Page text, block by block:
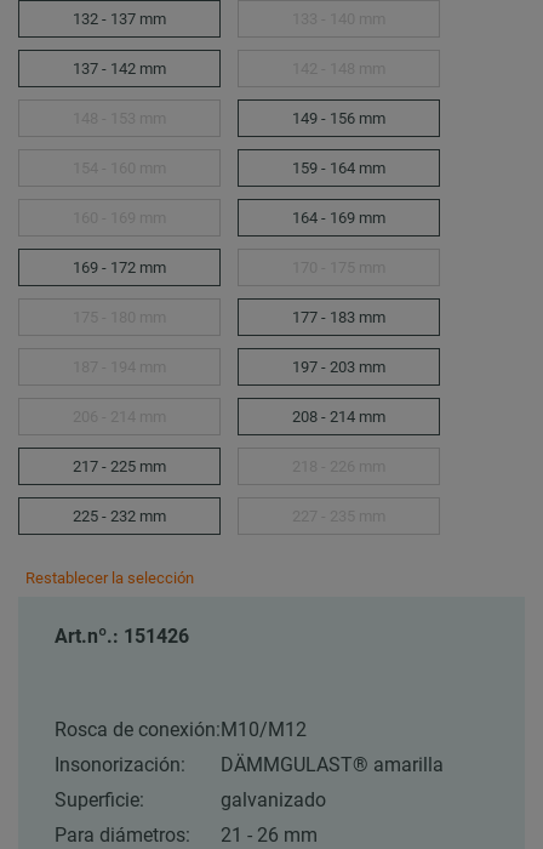
132 - 137 mm
137 - 142 mm
149 - 156 mm
159 - 164 mm
164 - 169 mm
169 - 172 mm
177 - 183 mm
197 - 203 mm
208 - 214 mm
217 - 225 mm
225 - 232 mm
Restablecer la selección
Art.nº.: 151426
Rosca de conexión:M10/M12
Insonorización:
DÄMMGULAST® amarilla
Superficie:
galvanizado
Para diámetros:
21 - 26 mm